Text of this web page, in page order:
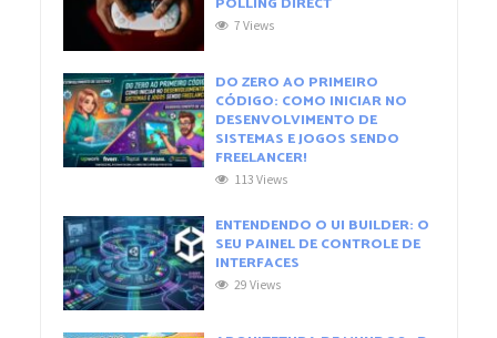
7 Views
DO ZERO AO PRIMEIRO
CÓDIGO: COMO INICIAR NO
DESENVOLVIMENTO DE
SISTEMAS E JOGOS SENDO
FREELANCER!
113 Views
ENTENDENDO O UI BUILDER: O
SEU PAINEL DE CONTROLE DE
INTERFACES
29 Views